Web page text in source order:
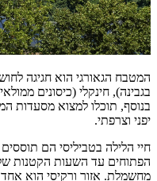
המטבח הגאורגי הוא חגיגה
בגבינה), חינקלי (כיסונים
בנוסף, תוכלו למצוא מסעדות
יפני וצרפתי.
חיי הלילה בטביליסי הם תוססים
הפתוחים עד השעות הקטנות של
מחשמלת. אזור ורקיסי הוא אחד